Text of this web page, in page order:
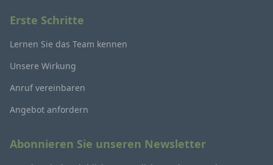
Erste Schritte
Lernen Sie das Team kennen
Unsere Wirkung
Anruf vereinbaren
Angebot anfordern
Abonnieren Sie unseren Newsletter